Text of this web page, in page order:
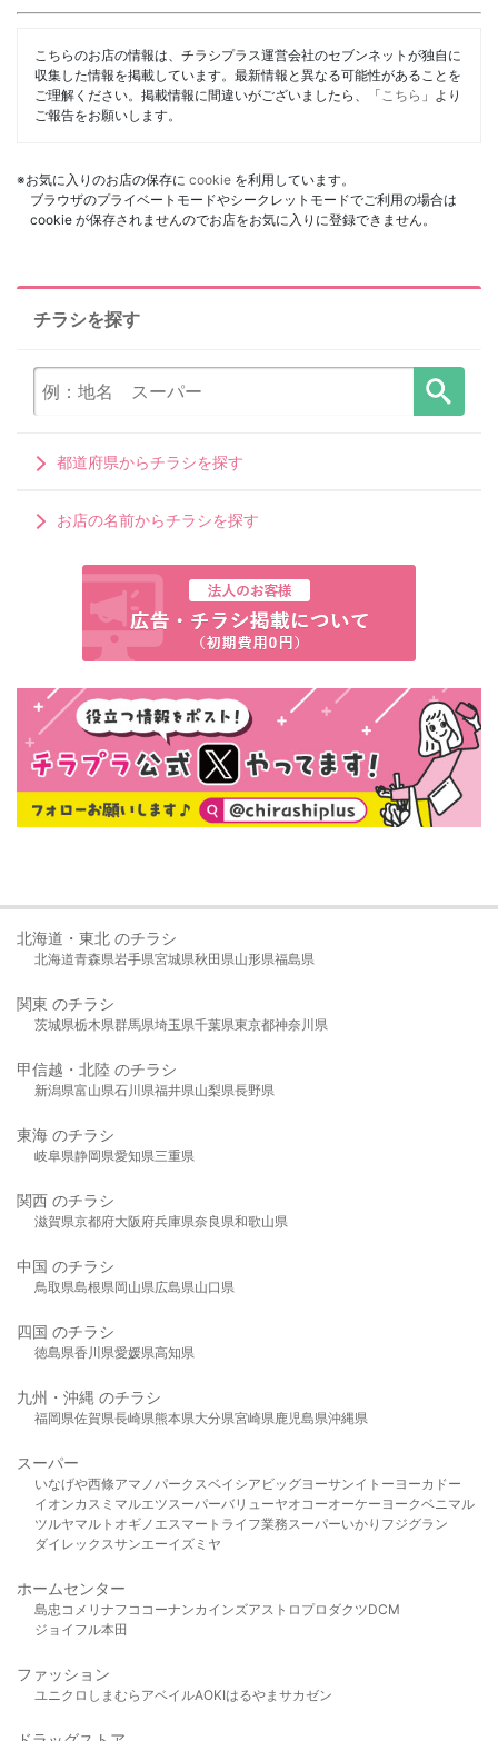
こちらのお店の情報は、チラシプラス運営会社のセブンネットが独自に
収集した情報を掲載しています。最新情報と異なる可能性があることを
ご理解ください。掲載情報に間違いがございましたら、「 こちら 」より
ご報告をお願いします。
※お気に入りのお店の保存に cookie を利用しています。
ブラウザのプライベートモードやシークレットモードでご利用の場合は
cookie が保存されませんのでお店をお気に入りに登録できません。
チラシを探す
都道府県からチラシを探す
お店の名前からチラシを探す
北海道・東北 のチラシ
北海道青森県岩手県宮城県秋田県山形県福島県
関東 のチラシ
茨城県栃木県群馬県埼玉県千葉県東京都神奈川県
甲信越・北陸 のチラシ
新潟県富山県石川県福井県山梨県長野県
東海 のチラシ
岐阜県静岡県愛知県三重県
関西 のチラシ
滋賀県京都府大阪府兵庫県奈良県和歌山県
中国 のチラシ
鳥取県島根県岡山県広島県山口県
四国 のチラシ
徳島県香川県愛媛県高知県
九州・沖縄 のチラシ
福岡県佐賀県長崎県熊本県大分県宮崎県鹿児島県沖縄県
スーパー
いなげや西條アマノパークスベイシア ビッグヨーサンイトーヨーカドー
イオンカスミ マルエツスーパーバリューヤオコーオーケー ヨークベニマル
ツルヤマルト オギノ エスマート ライフ業務スーパーいかり フジグラン
ダイレックスサンエーイズミヤ
ホームセンター
島忠 コメリ ナフコ コーナンカインズアストロプロダクツDCM
ジョイフル本田
ファッション
ユニクロ しまむら アベイルAOKIはるやま サカゼン